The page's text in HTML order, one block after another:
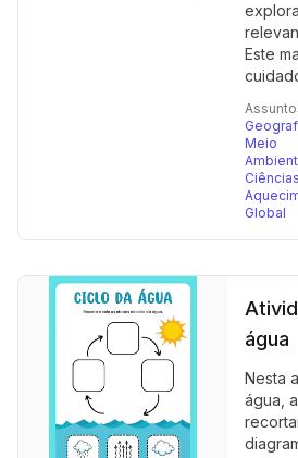
Este
Meio
Ciências
Global
água
Nesta
água,